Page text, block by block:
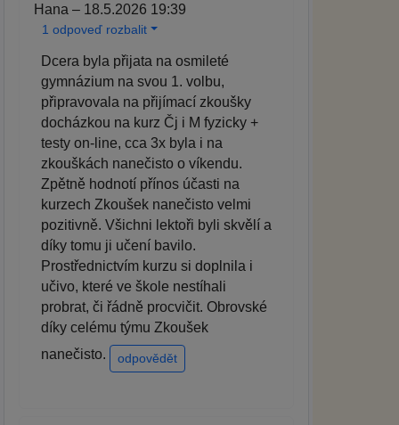
Hana – 18.5.2026 19:39
1 odpoveď rozbalit
Dcera byla přijata na osmileté
gymnázium na svou 1. volbu,
připravovala na přijímací zkoušky
docházkou na kurz Čj i M fyzicky +
testy on-line, cca 3x byla i na
zkouškách nanečisto o víkendu.
Zpětně hodnotí přínos účasti na
kurzech Zkoušek nanečisto velmi
pozitivně. Všichni lektoři byli skvělí a
díky tomu ji učení bavilo.
Prostřednictvím kurzu si doplnila i
učivo, které ve škole nestíhali
probrat, či řádně procvičit. Obrovské
díky celému týmu Zkoušek
nanečisto.
odpovědět